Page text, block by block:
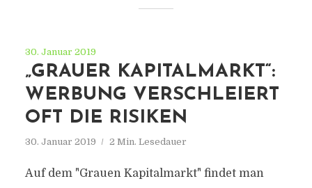
30. Januar 2019
„GRAUER KAPITALMARKT“:
WERBUNG VERSCHLEIERT
OFT DIE RISIKEN
30. Januar 2019 2 Min. Lesedauer
Auf dem "Grauen Kapitalmarkt" findet man